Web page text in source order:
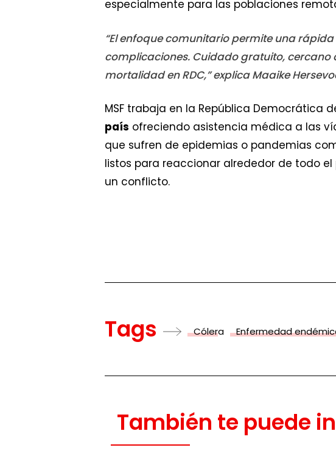
especialmente para las poblaciones
“El enfoque comunitario permite una
complicaciones. Cuidado gratuito, cercano
mortalidad en RDC,” explica Maaike
MSF trabaja en la República Democrática
país ofreciendo asistencia médica a las
que sufren de epidemias o pandemias
listos para reaccionar alrededor de todo
un conflicto.
Tags Cólera Enfermedad
También te puede